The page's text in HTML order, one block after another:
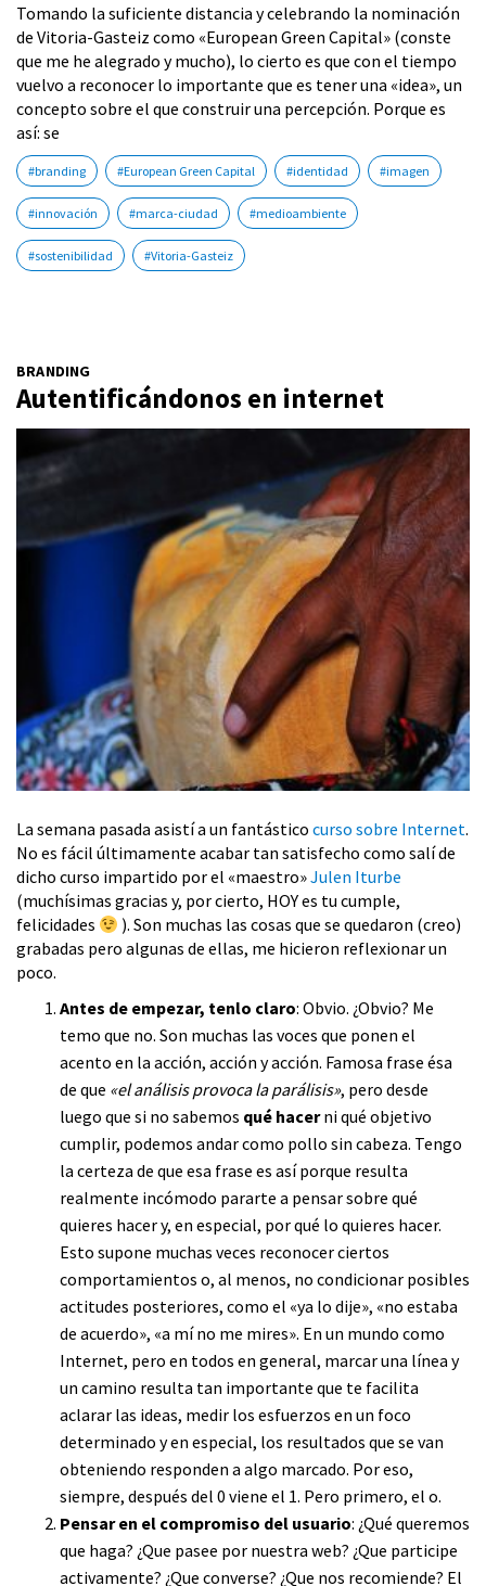
Tomando la suficiente distancia y celebrando la nominación
de Vitoria-Gasteiz como «European Green Capital» (conste
que me he alegrado y mucho), lo cierto es que con el tiempo
vuelvo a reconocer lo importante que es tener una «idea», un
concepto sobre el que construir una percepción. Porque es
así: se
#branding #European Green Capital #identidad #imagen
#innovación #marca-ciudad #medioambiente
#sostenibilidad #Vitoria-Gasteiz
BRANDING
Autentificándonos en internet
La semana pasada asistí a un fantástico curso sobre Internet.
No es fácil últimamente acabar tan satisfecho como salí de
dicho curso impartido por el «maestro»Julen Iturbe
(muchísimas gracias y, por cierto, HOY es tu cumple,
felicidades
). Son muchas las cosas que se quedaron (creo)
grabadas pero algunas de ellas, me hicieron reflexionar un
poco.
Antes de empezar, tenlo claro: Obvio. ¿Obvio? Me
temo que no. Son muchas las voces que ponen el
acento en la acción, acción y acción. Famosa frase ésa
de que «el análisis provoca la parálisis», pero desde
luego que si no sabemos qué hacerni qué objetivo
cumplir, podemos andar como pollo sin cabeza. Tengo
la certeza de que esa frase es así porque resulta
realmente incómodo pararte a pensar sobre qué
quieres hacer y, en especial, por qué lo quieres hacer.
Esto supone muchas veces reconocer ciertos
comportamientos o, al menos, no condicionar posibles
actitudes posteriores, como el «ya lo dije», «no estaba
de acuerdo», «a mí no me mires». En un mundo como
Internet, pero en todos en general, marcar una línea y
un camino resulta tan importante que te facilita
aclarar las ideas, medir los esfuerzos en un foco
determinado y en especial, los resultados que se van
obteniendo responden a algo marcado. Por eso,
siempre, después del 0 viene el 1. Pero primero, el o.
Pensar en el compromiso del usuario: ¿Qué queremos
que haga? ¿Que pasee por nuestra web? ¿Que participe
activamente? ¿Que converse? ¿Que nos recomiende? El